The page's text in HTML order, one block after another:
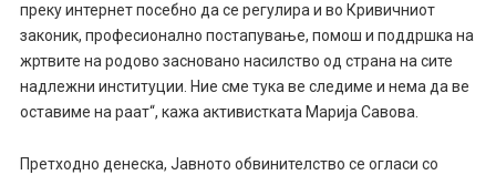
преку интернет посебно да се регулира и во Кривичниот
законик, професионално постапување, помош и поддршка на
жртвите на родово засновано насилство од страна на сите
надлежни институции. Ние сме тука ве следиме и нема да ве
оставиме на раат“, кажа активистката Марија Савова.
Претходно денеска, Јавното обвинителство се огласи со